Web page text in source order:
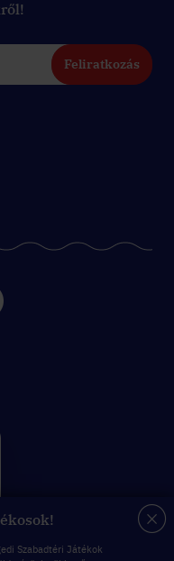
Feliratkozás
Szabadtéri Játékok
kevesebb mint 5 rossz
válasszal teljesítettek egy
küldetést.